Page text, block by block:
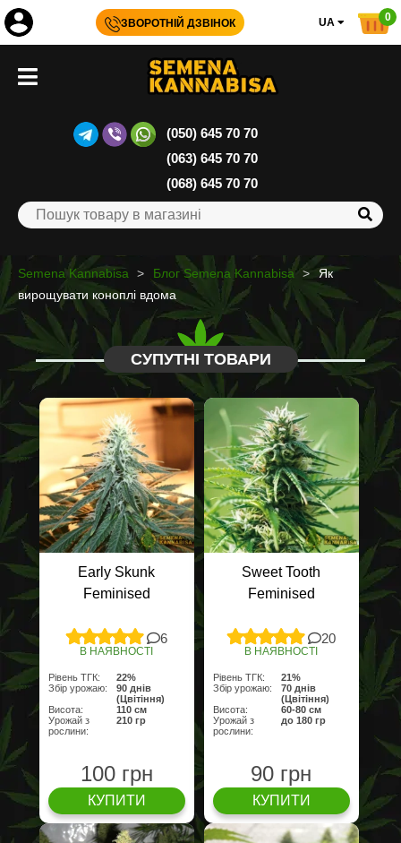
ЗВОРОТНІЙ ДЗВІНОК UA 0
(050) 645 70 70
(063) 645 70 70
(068) 645 70 70
Semena Kannabisa Блог Semena Kannabisa
Як
вирощувати коноплі вдома
СУПУТНІ ТОВАРИ
Early Skunk
Feminised
6
В НАЯВНОСТІ
Рівень ТГК:
22%
Збір урожаю:
90 днів
(Цвітіння)
Висота:
110 см
Урожай з
рослини:
210 гр
100 грн
КУПИТИ
Sweet Tooth
Feminised
20
В НАЯВНОСТІ
Рівень ТГК:
21%
Збір урожаю:
70 днів
(Цвітіння)
Висота:
60-80 см
Урожай з
рослини:
до 180 гр
90 грн
КУПИТИ